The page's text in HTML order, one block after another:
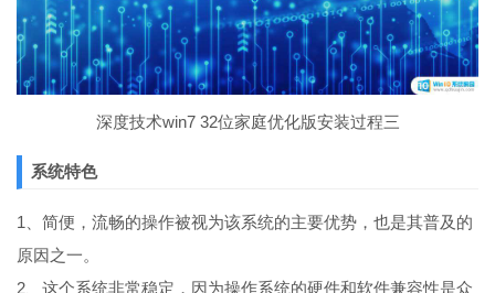
深度技术win7 32位家庭优化版安装过程三
系统特色
1、简便，流畅的操作被视为该系统的主要优势，也是其普及的
原因之一。
2、这个系统非常稳定，因为操作系统的硬件和软件兼容性是众